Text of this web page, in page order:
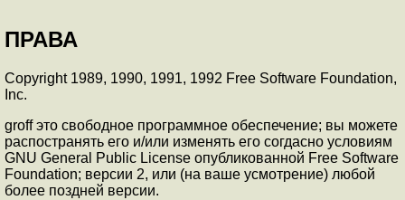
ПРАВА
Copyright 1989, 1990, 1991, 1992 Free Software Foundation,
Inc.
groff это свободное программное обеспечение; вы можете
распостранять его и/или изменять его согдасно условиям
GNU General Public License опубликованной Free Software
Foundation; версии 2, или (на ваше усмотрение) любой
более поздней версии.